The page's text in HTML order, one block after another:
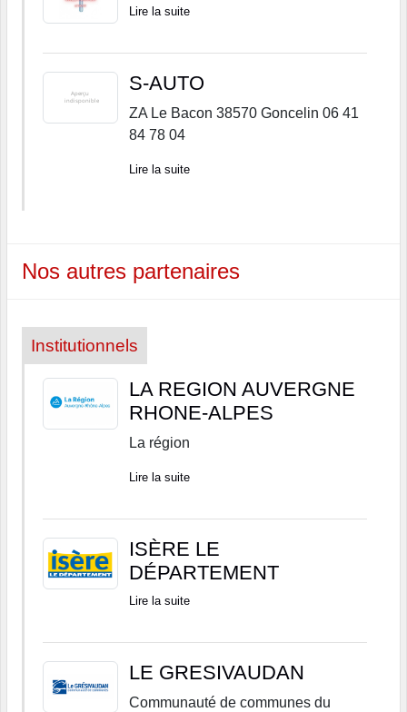
Lire la suite
S-AUTO
ZA Le Bacon 38570 Goncelin 06 41
84 78 04
Lire la suite
Nos autres partenaires
Institutionnels
LA REGION AUVERGNE
RHONE-ALPES
La région
Lire la suite
ISÈRE LE
DÉPARTEMENT
Lire la suite
LE GRESIVAUDAN
Communauté de communes du